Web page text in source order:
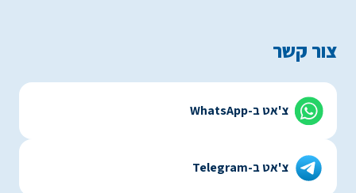
צור קשר
צ'אט ב-WhatsApp
צ'אט ב-Telegram